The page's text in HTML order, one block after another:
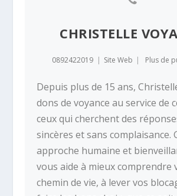
CHRISTELLE
0892422019 | Site Web | Plus de
Depuis plus de 15 ans,
dons de voyance au service de
ceux qui cherchent des
sincères et sans complaisance.
approche humaine et
vous aide à mieux comprendre
chemin de vie, à lever vos